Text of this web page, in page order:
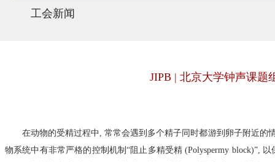
工会新闻
JIPB | 北京大学钟声课题
在动物的受精过程中, 常常会遇到多个精子同时都游到卵子附近的
物系统中有非常严格的控制机制“阻止多精受精 (Polyspermy block)”, 以